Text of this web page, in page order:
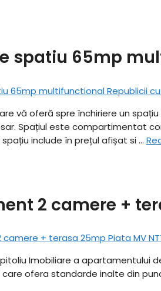
spatiu 65mp
vă oferă spre închiriere un
Spațiul este compartimentat
include în prețul afișat si …
2 camere +
Imobiliare a apartamentului
ofera standarde inalte din